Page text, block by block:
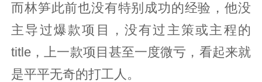
而林笋此前也没有特别成功的经验，他没
主导过爆款项目，没有过主策或主程的
title，上一款项目甚至一度微亏，看起来就
是平平无奇的打工人。